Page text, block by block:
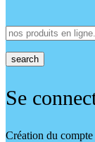
search
Se
Création du compte